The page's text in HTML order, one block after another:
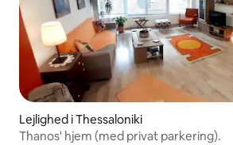
Lejlighed i Thessaloniki
Thanos' hjem (med privat parkering).